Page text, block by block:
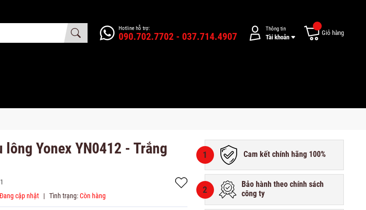
Hotline hỗ trợ:
090.702.7702 - 037.714.4907
Thông tin
Tài khoản
Giỏ hàng
lông Yonex YN0412 - Trắng
Đang cập nhật | Tình trạng: Còn hàng
1 Cam kết chính hãng 100%
2
Bảo hành theo chính sách
công ty